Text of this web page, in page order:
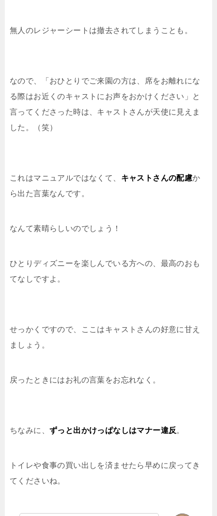
無人のレジャーシートは撤去されてしまうことも。
なので、「おひとりでご来園の方は、席をお離れにな
る際はお近くのキャストにお声をおかけください」と
言ってくださった時は、キャストさんが天使に見えま
した。（笑）
これはマニュアルではなくて、 キャストさんの配慮か
ら出た言葉なんです。
なんて素晴らしいのでしょう！
ひとりディズニーを楽しんでいる方への、最高のおも
てなしですよ。
せっかくですので、ここはキャストさんの好意に甘え
ましょう。
戻ったときにはお礼の言葉をお忘れなく。
ちなみに、 ずっと出かけっぱなしはマナー違反 。
トイレや食事の買い出しを済ませたら早めに戻ってき
てくださいね。